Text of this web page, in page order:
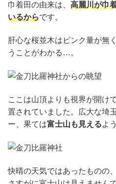
巾着田の由来は、 高麗川が巾
いるからです。
肝心な桜並木はピンク量が無く
うことがわかる…。
ここは山頂よりも視界が開け
置されていました。広大な埼
ー、果ては富士山も見えるよ
快晴の天気ではあったものの